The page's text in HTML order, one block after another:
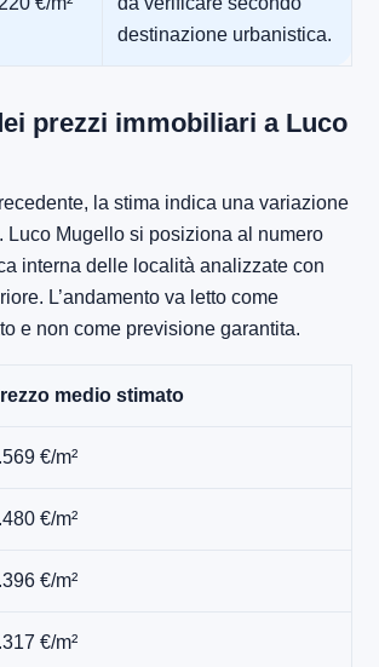
destinazione urbanistica.
prezzi immobiliari a Luco
la stima indica una variazione
Luco Mugello si posiziona al numero
interna delle località analizzate con
L’andamento va letto come
e non come previsione garantita.
medio stimato
€/m²
€/m²
€/m²
€/m²